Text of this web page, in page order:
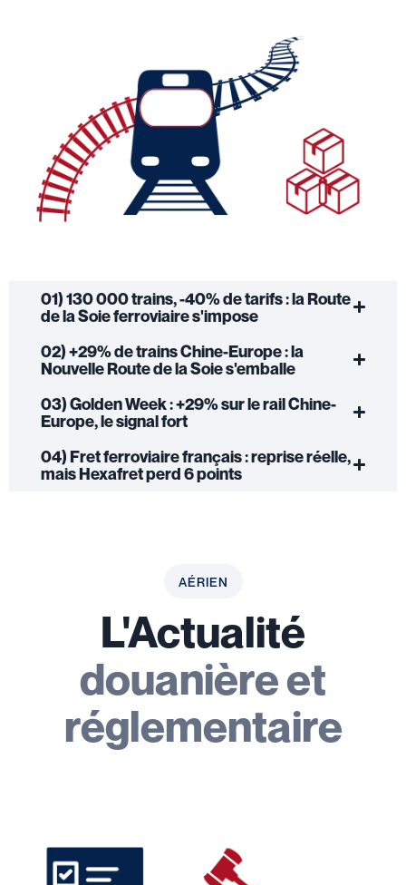
01) 130 000 trains, -40% de tarifs : la Route
de la Soie ferroviaire s'impose
02) +29% de trains Chine-Europe : la
Nouvelle Route de la Soie s'emballe
03) Golden Week : +29% sur le rail Chine-
Europe, le signal fort
04) Fret ferroviaire français : reprise réelle,
mais Hexafret perd 6 points
AÉRIEN
L'Actualité
douanière et
réglementaire